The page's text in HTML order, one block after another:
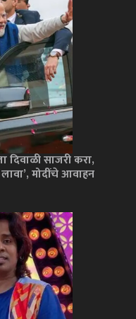
दिवाळी साजरी करा,
मोदींचे आवाहन